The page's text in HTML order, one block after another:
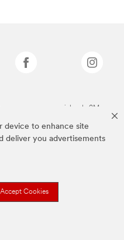
device to enhance site
deliver you advertisements
Accept Cookies
son marcas comerciales de 3M.